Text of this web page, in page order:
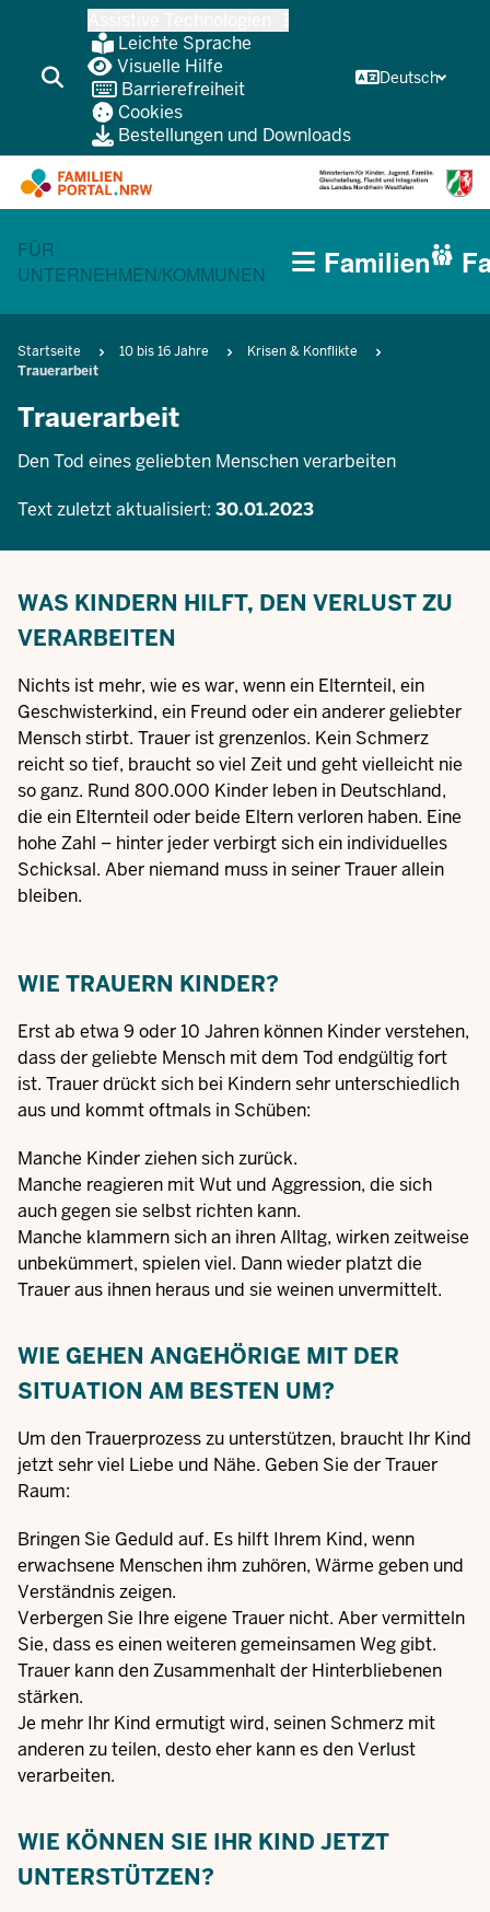
wechseln
Leichte Sprache
Visuelle Hilfe
Barrierefreiheit
Cookies
Bestellungen und Downloads
Deutsch
CURRENT SECTION FÜR FAMILIEN
FÜR
UNTERNEHMEN/KOMMUNEN (BÜRGERBEREICH
Familien
Pfadnavigation
Startseite 10 bis 16 Jahre
Krisen & Konflikte
Trauerarbeit
Trauerarbeit
Den Tod eines geliebten Menschen verarbeiten
Text zuletzt aktualisiert: 30.01.2023
WAS KINDERN HILFT, DEN VERLUST ZU
VERARBEITEN
Nichts ist mehr, wie es war, wenn ein Elternteil, ein
Geschwisterkind, ein Freund oder ein anderer geliebter
Mensch stirbt. Trauer ist grenzenlos. Kein Schmerz
reicht so tief, braucht so viel Zeit und geht vielleicht nie
so ganz. Rund 800.000 Kinder leben in Deutschland,
die ein Elternteil oder beide Eltern verloren haben. Eine
hohe Zahl – hinter jeder verbirgt sich ein individuelles
Schicksal. Aber niemand muss in seiner Trauer allein
bleiben.
WIE TRAUERN KINDER?
Erst ab etwa 9 oder 10 Jahren können Kinder verstehen,
dass der geliebte Mensch mit dem Tod endgültig fort
ist. Trauer drückt sich bei Kindern sehr unterschiedlich
aus und kommt oftmals in Schüben:
Manche Kinder ziehen sich zurück.
Manche reagieren mit Wut und Aggression, die sich
auch gegen sie selbst richten kann.
Manche klammern sich an ihren Alltag, wirken zeitweise
unbekümmert, spielen viel. Dann wieder platzt die
Trauer aus ihnen heraus und sie weinen unvermittelt.
WIE GEHEN ANGEHÖRIGE MIT DER
SITUATION AM BESTEN UM?
Um den Trauerprozess zu unterstützen, braucht Ihr Kind
jetzt sehr viel Liebe und Nähe. Geben Sie der Trauer
Raum:
Bringen Sie Geduld auf. Es hilft Ihrem Kind, wenn
erwachsene Menschen ihm zuhören, Wärme geben und
Verständnis zeigen.
Verbergen Sie Ihre eigene Trauer nicht. Aber vermitteln
Sie, dass es einen weiteren gemeinsamen Weg gibt.
Trauer kann den Zusammenhalt der Hinterbliebenen
stärken.
Je mehr Ihr Kind ermutigt wird, seinen Schmerz mit
anderen zu teilen, desto eher kann es den Verlust
verarbeiten.
WIE KÖNNEN SIE IHR KIND JETZT
UNTERSTÜTZEN?